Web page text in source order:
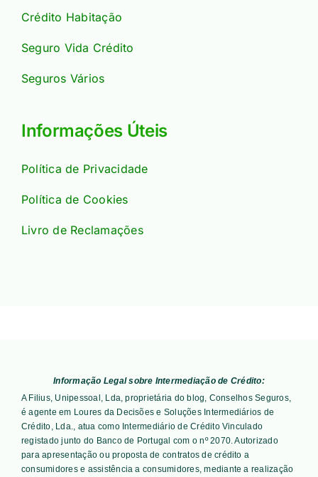
Crédito Habitação
Seguro Vida Crédito
Seguros Vários
Informações Úteis
Política de Privacidade
Política de Cookies
Livro de Reclamações
Informação Legal sobre Intermediação de Crédito:
A Filius, Unipessoal, Lda, proprietária do blog, Conselhos Seguros,
é agente em Loures da Decisões e Soluções Intermediários de
Crédito, Lda., atua como Intermediário de Crédito Vinculado
registado junto do Banco de Portugal com o nº 2070. Autorizado
para apresentação ou proposta de contratos de crédito a
consumidores e assistência a consumidores, mediante a realização